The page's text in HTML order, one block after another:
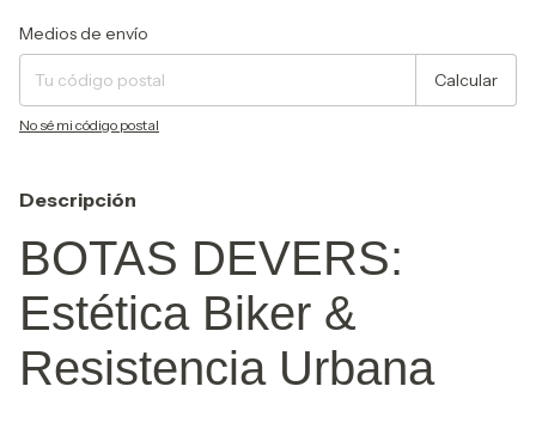
Entregas para el CP:
Medios de envío
Calcular
No sé mi código postal
Descripción
BOTAS DEVERS:
Estética Biker &
Resistencia Urbana